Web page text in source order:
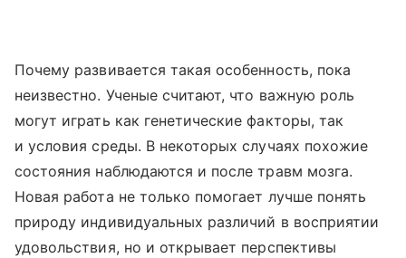
Почему развивается такая особенность, пока
неизвестно. Ученые считают, что важную роль
могут играть как генетические факторы, так
и условия среды. В некоторых случаях похожие
состояния наблюдаются и после травм мозга.
Новая работа не только помогает лучше понять
природу индивидуальных различий в восприятии
удовольствия, но и открывает перспективы